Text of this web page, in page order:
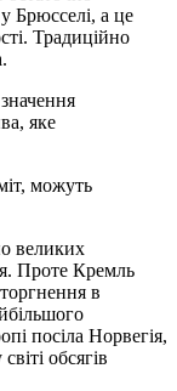
у Брюсселі, а це
Традиційно
яке
можуть
великих
Проте Кремль
в
посіла Норвегія,
обсягів